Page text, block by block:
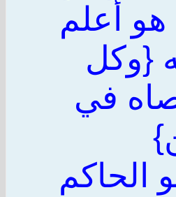
هو أعلم
{وكل
في
الحاكم